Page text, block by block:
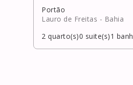
Portão
Lauro de Freitas - Bahia
2 quarto(s)0 suite(s)1